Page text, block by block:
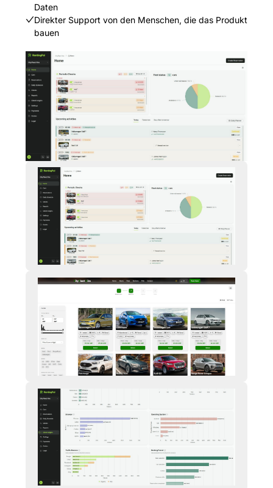
Daten
Direkter Support von den Menschen, die das Produkt
bauen